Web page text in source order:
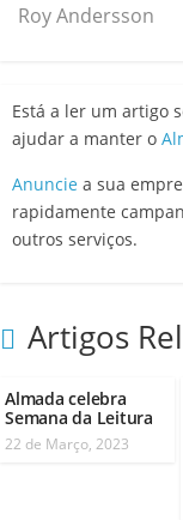
Roy Andersson
Está a ler um artigo
ajudar a manter o
Anuncie a sua
rapidamente
outros serviços.
Artigos
Almada celebra
Semana da Leitura
22 de Março, 2023